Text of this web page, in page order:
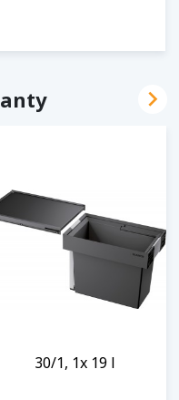
30/1, 1x 19 l
